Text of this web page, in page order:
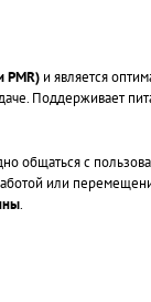
PMR) и является
Поддерживает
общаться с
или
.